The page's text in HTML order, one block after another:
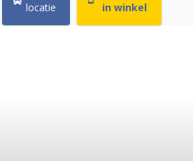
locatie
in winkel